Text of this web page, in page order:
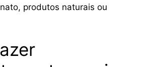
produtos naturais ou